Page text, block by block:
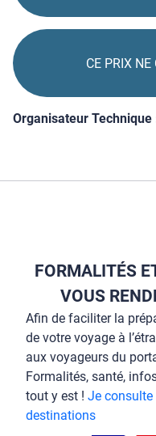
CE PRIX
Organisateur Technique
FORMALITÉS
VOUS
Afin de faciliter la
de votre voyage à
aux voyageurs du
Formalités, santé,
tout y est ! Je
destinations